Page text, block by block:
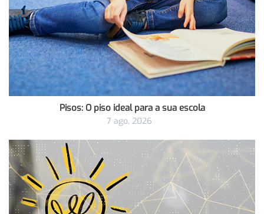
Pisos: O piso ideal para a sua escola
7 ago, 2026